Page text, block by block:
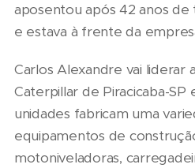
aposentou após 42 anos de
e estava à frente da
Carlos Alexandre vai liderar
Caterpillar de Piracicaba-SP
unidades fabricam uma
equipamentos de
motoniveladoras,